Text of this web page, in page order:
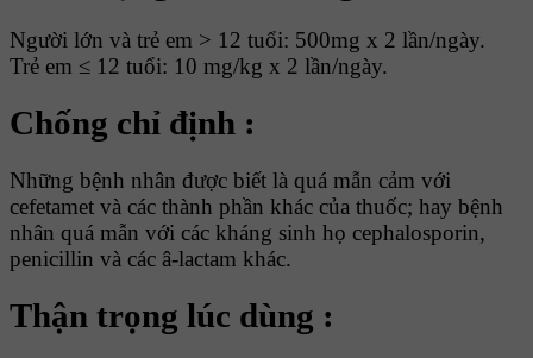
Người lớn và trẻ em > 12 tuổi: 500mg x 2 lần/ngày.
Trẻ em ≤ 12 tuổi: 10 mg/kg x 2 lần/ngày.
Chống chỉ định :
Những bệnh nhân được biết là quá mẫn cảm với
cefetamet và các thành phần khác của thuốc; hay bệnh
nhân quá mẫn với các kháng sinh họ cephalosporin,
penicillin và các â-lactam khác.
Thận trọng lúc dùng :